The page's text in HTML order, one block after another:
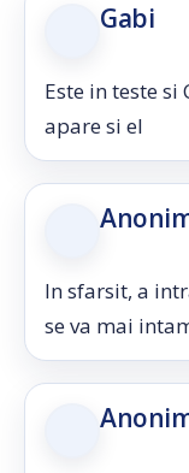
Gabi
Este in teste si
apare si el
In sfarsit, a
se va mai